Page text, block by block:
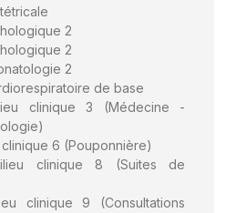
2
2
2
de base
clinique 3 (Médecine -
6 (Pouponnière)
clinique 8 (Suites de
clinique 9 (Consultations